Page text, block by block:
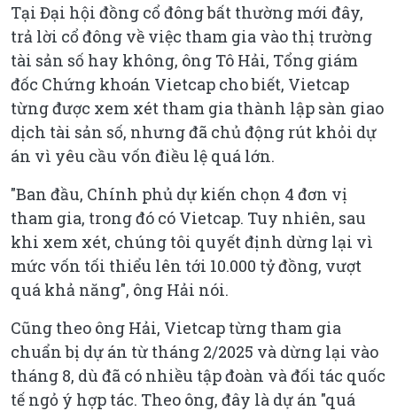
Tại Đại hội đồng cổ đông bất thường mới đây,
trả lời cổ đông về việc tham gia vào thị trường
tài sản số hay không, ông Tô Hải, Tổng giám
đốc Chứng khoán Vietcap cho biết, Vietcap
từng được xem xét tham gia thành lập sàn giao
dịch tài sản số, nhưng đã chủ động rút khỏi dự
án vì yêu cầu vốn điều lệ quá lớn.
"Ban đầu, Chính phủ dự kiến chọn 4 đơn vị
tham gia, trong đó có Vietcap. Tuy nhiên, sau
khi xem xét, chúng tôi quyết định dừng lại vì
mức vốn tối thiểu lên tới 10.000 tỷ đồng, vượt
quá khả năng", ông Hải nói.
Cũng theo ông Hải, Vietcap từng tham gia
chuẩn bị dự án từ tháng 2/2025 và dừng lại vào
tháng 8, dù đã có nhiều tập đoàn và đối tác quốc
tế ngỏ ý hợp tác. Theo ông, đây là dự án "quá